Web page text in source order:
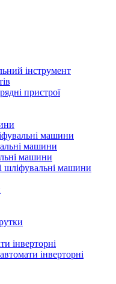
інструмент
пристрої
машини
машини
машини
шліфувальні машини
інверторні
інверторні